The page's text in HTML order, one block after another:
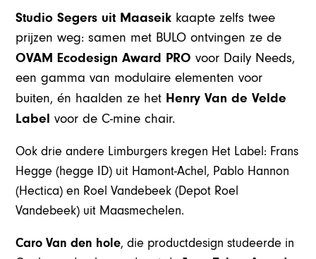
Studio Segers uit Maaseik kaapte zelfs twee
prijzen weg: samen met BULO ontvingen ze de
OVAM Ecodesign Award PRO voor Daily Needs,
een gamma van modulaire elementen voor
buiten, én haalden ze het Henry Van de Velde
Label voor de C-mine chair.
Ook drie andere Limburgers kregen Het Label: Frans
Hegge (hegge ID) uit Hamont-Achel, Pablo Hannon
(Hectica) en Roel Vandebeek (Depot Roel
Vandebeek) uit Maasmechelen.
Caro Van den hole, die productdesign studeerde in